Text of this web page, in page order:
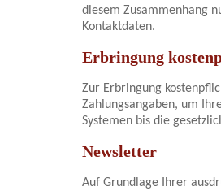
diesem Zusammenhang
Kontaktdaten.
Erbringung
Zur Erbringung
Zahlungsangaben, um
Systemen bis die
Newsletter
Auf Grundlage Ihrer